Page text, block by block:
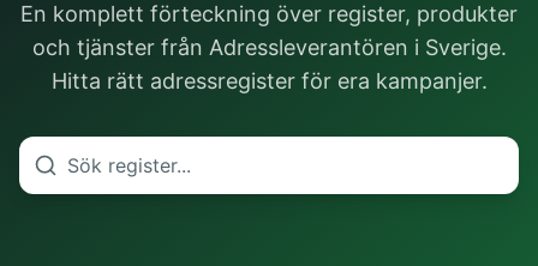
En komplett förteckning över register, produkter
och tjänster från Adressleverantören i Sverige.
Hitta rätt adressregister för era kampanjer.